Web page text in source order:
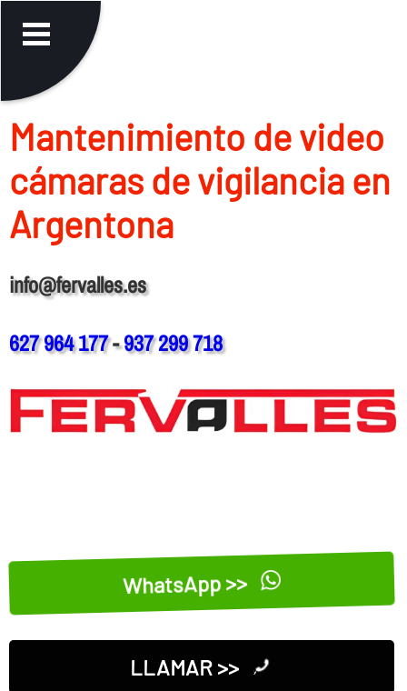
Mantenimiento de video
cámaras de vigilancia en
Argentona
info@fervalles.es
627 964 177-937 299 718
WhatsApp >>
LLAMAR >>